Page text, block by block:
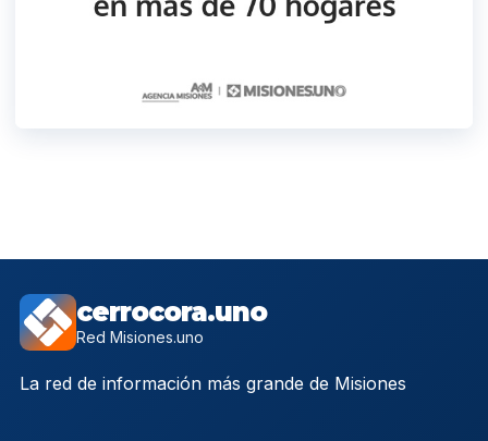
cerrocora.uno
Red Misiones.uno
La red de información más grande de Misiones